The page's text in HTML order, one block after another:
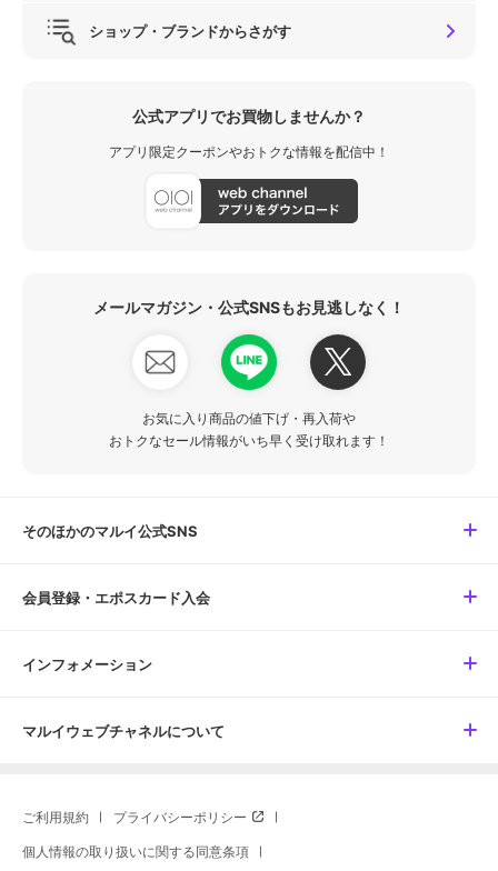
ショップ・ブランドからさがす
公式アプリでお買物しませんか？
アプリ限定クーポンやおトクな情報を配信中！
メールマガジン・公式SNSもお見逃しなく！
お気に入り商品の値下げ・再入荷や
おトクなセール情報がいち早く受け取れます！
そのほかのマルイ公式SNS
会員登録・エポスカード入会
インフォメーション
マルイウェブチャネルについて
ご利用規約 プライバシーポリシー
個人情報の取り扱いに関する同意条項